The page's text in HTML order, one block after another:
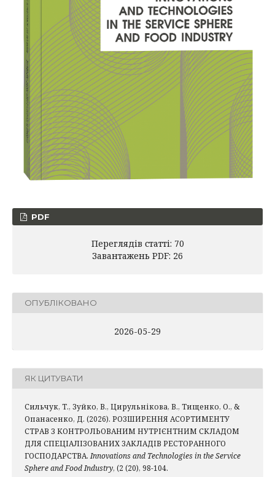
PDF
Переглядів статті: 70
Завантажень PDF: 26
ОПУБЛІКОВАНО
2026-05-29
ЯК ЦИТУВАТИ
Сильчук, Т., Зуйко, В., Цирульнікова, В., Тищенко, О., &
Опанасенко, Д. (2026). РОЗШИРЕННЯ АСОРТИМЕНТУ
СТРАВ З КОНТРОЛЬОВАНИМ НУТРІЄНТНИМ СКЛАДОМ
ДЛЯ СПЕЦІАЛІЗОВАНИХ ЗАКЛАДІВ РЕСТОРАННОГО
ГОСПОДАРСТВА.Innovations and Technologies in the Service
Sphere and Food Industry, (2 (20), 98-104.